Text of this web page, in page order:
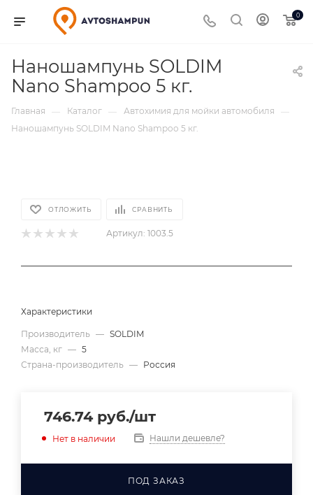
0
Наношампунь SOLDIM
Nano Shampoo 5 кг.
Главная — Каталог — Автохимия для мойки автомобиля
—
Наношампунь SOLDIM Nano Shampoo 5 кг.
ОТЛОЖИТЬ СРАВНИТЬ
Артикул: 1003.5
Характеристики
Производитель — SOLDIM
Масса, кг — 5
Страна-производитель — Россия
746.74руб./шт
Нет в наличии Нашли дешевле?
ПОД ЗАКАЗ